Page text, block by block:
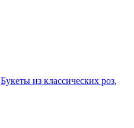
Букеты из классических роз,